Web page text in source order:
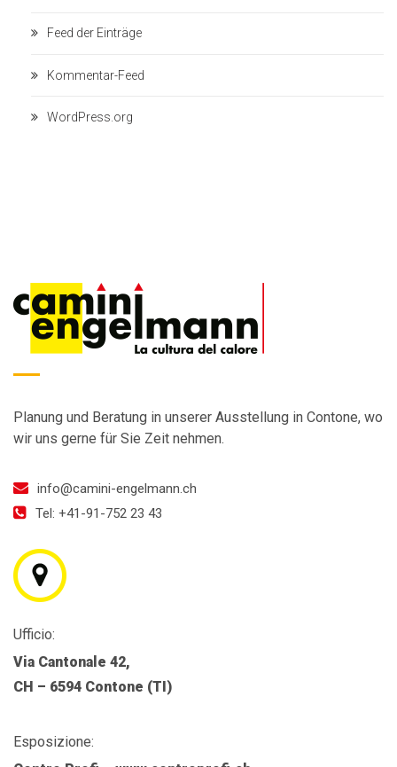
Feed der Einträge
Kommentar-Feed
WordPress.org
Planung und Beratung in unserer Ausstellung in Contone, wo
wir uns gerne für Sie Zeit nehmen.
info@camini-engelmann.ch
Tel: +41-91-752 23 43
Ufficio:
Via Cantonale 42,
CH – 6594 Contone (TI)
Esposizione: